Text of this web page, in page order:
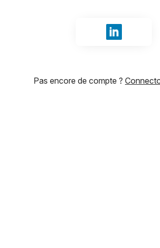
Se
Pas encore de compte ?